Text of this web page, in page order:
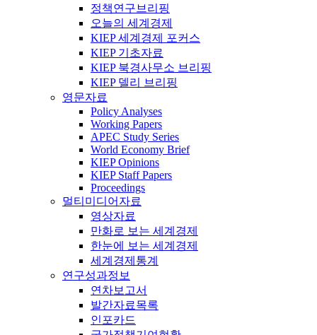
정책연구브리핑
오늘의 세계경제
KIEP 세계경제 포커스
KIEP 기초자료
KIEP 북경사무소 브리핑
KIEP 델리 브리핑
영문자료
Policy Analyses
Working Papers
APEC Study Series
World Economy Brief
KIEP Opinions
KIEP Staff Papers
Proceedings
멀티미디어자료
영상자료
만화로 보는 세계경제
한눈에 보는 세계경제
세계경제통계
연구성과정보
연차보고서
발간자료목록
인포카드